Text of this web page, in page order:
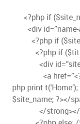
<?php if
<div id=”name-
<?php if
<?php if
<div id=”site-
<a
php print
$site_name; ?></
</strong></